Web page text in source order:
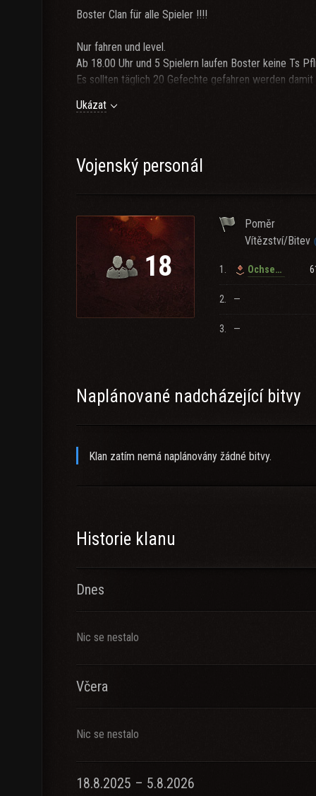
Boster Clan für alle Spieler !!!!
Nur fahren und level.
Ab 18.00 Uhr und 5 Spielern laufen Boster keine Ts
Es sollten täglich 20 Gefechte gefahren werden
Bei fragen einfach anschreiben.
Just drive and level.
From 6 p.m. and 5 players, boosters don't have to run
If you still want Discord, just ask, even Bollwerk then
If you have any questions, just write.
Ukázat
Vojenský personál
18
Poměr
Vítězství/Bitev
1. Ochseschorle
2. —
3. —
Naplánované nadcházející bitvy
Klan zatím nemá naplánovány žádné bitvy.
Historie klanu
Dnes
Nic se nestalo
Včera
Nic se nestalo
18.8.2025 – 5.8.2026